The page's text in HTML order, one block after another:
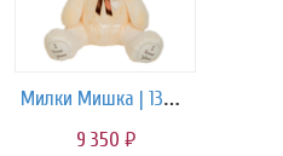
Милки Мишка | 130 см
9 350 руб.